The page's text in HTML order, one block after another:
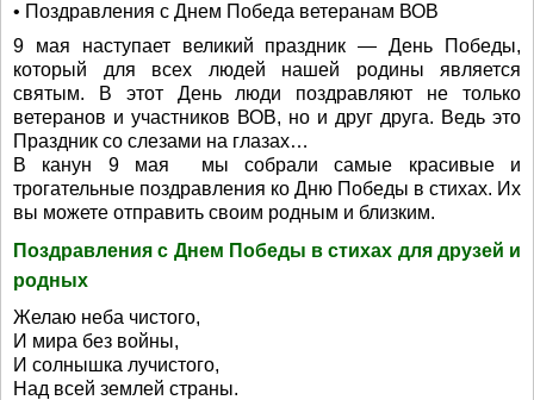
• Поздравления с Днем Победа ветеранам ВОВ
9 мая наступает великий праздник — День Победы,
который для всех людей нашей родины является
святым. В этот День люди поздравляют не только
ветеранов и участников ВОВ, но и друг друга. Ведь это
Праздник со слезами на глазах…
В канун 9 мая мы собрали самые красивые и
трогательные поздравления ко Дню Победы в стихах. Их
вы можете отправить своим родным и близким.
Поздравления с Днем Победы в стихах для друзей и
родных
Желаю неба чистого,
И мира без войны,
И солнышка лучистого,
Над всей землей страны.